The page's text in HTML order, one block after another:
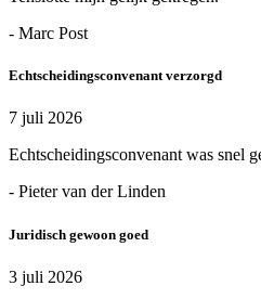
- Marc Post
Echtscheidingsconvenant verzorgd
7 juli 2026
Echtscheidingsconvenant was snel
- Pieter van der Linden
Juridisch gewoon goed
3 juli 2026